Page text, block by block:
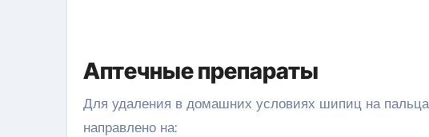
Аптечные препараты
Для удаления в домашних условиях шипиц на
направлено на: